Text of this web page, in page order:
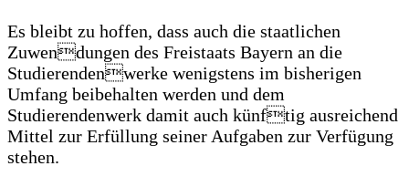
Es bleibt zu hoffen, dass auch die staatlichen
Zuwendungen des Freistaats Bayern an die
Studierendenwerke wenigstens im bisherigen
Umfang beibehalten werden und dem
Studierendenwerk damit auch künftig ausreichend
Mittel zur Erfüllung seiner Aufgaben zur Verfügung
stehen.